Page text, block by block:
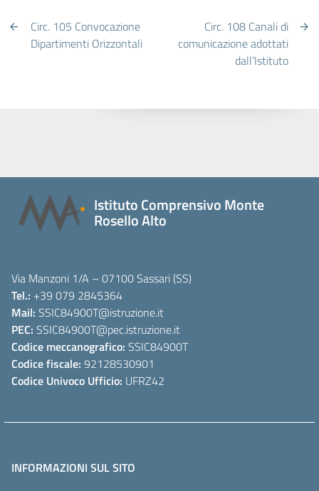
Circ. 105 Convocazione
Dipartimenti Orizzontali
Circ. 108 Canali di
comunicazione adottati
dall’Istituto
Istituto Comprensivo Monte
Rosello Alto
Via Manzoni 1/A – 07100 Sassari (SS)
Tel.: +39 079 2845364
Mail: SSIC84900T@istruzione.it
PEC: SSIC84900T@pec.istruzione.it
Codice meccanografico: SSIC84900T
Codice fiscale: 92128530901
Codice Univoco Ufficio: UFRZ42
INFORMAZIONI SUL SITO